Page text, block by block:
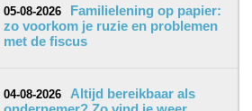
05-08-2026
Familielening op papier:
zo voorkom je ruzie en problemen
met de fiscus
04-08-2026
Altijd bereikbaar als